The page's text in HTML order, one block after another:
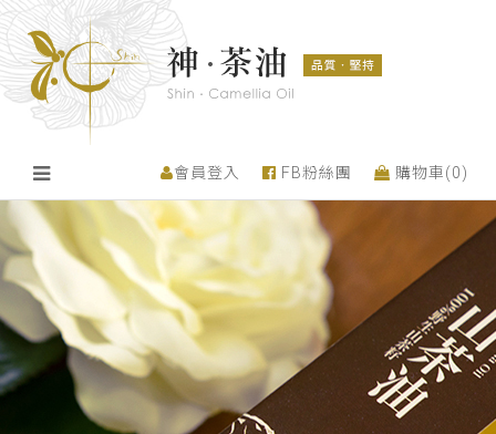
會員登入 FB粉絲團 購物車(0)